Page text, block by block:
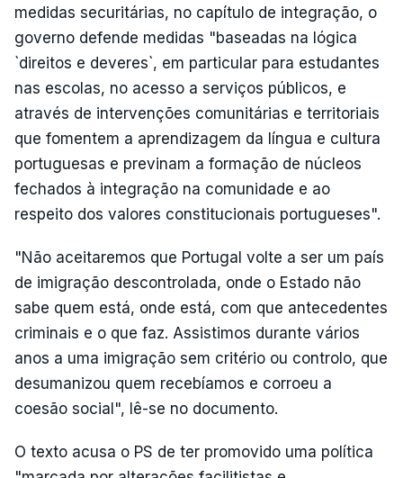
medidas securitárias, no capítulo de integração, o
governo defende medidas "baseadas na lógica
`direitos e deveres`, em particular para estudantes
nas escolas, no acesso a serviços públicos, e
através de intervenções comunitárias e territoriais
que fomentem a apren­dizagem da língua e cultura
portuguesas e previnam a formação de núcleos
fechados à integração na comunidade e ao
respeito dos valores constitucio­nais portugueses".
"Não aceitaremos que Portugal volte a ser um país
de imigração descontrolada, onde o Estado não
sabe quem está, onde está, com que antecedentes
criminais e o que faz. Assistimos durante vários
anos a uma imigração sem critério ou controlo, que
desumanizou quem recebíamos e corroeu a
coesão social", lê-se no documento.
O texto acusa o PS de ter promovido uma política